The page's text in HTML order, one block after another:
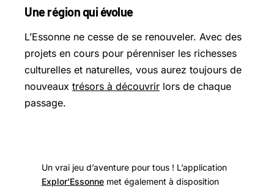
Une région qui évolue
L’Essonne ne cesse de se renouveler. Avec des
projets en cours pour pérenniser les richesses
culturelles et naturelles, vous aurez toujours de
nouveaux trésors à découvrir lors de chaque
passage.
Un vrai jeu d’aventure pour tous ! L’application
Explor’Essonne met également à disposition